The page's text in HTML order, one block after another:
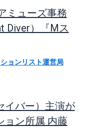
ミューズ事務
Diver）『Mス
ョンリスト運営局
イバー）主演が
ョン所属 内藤